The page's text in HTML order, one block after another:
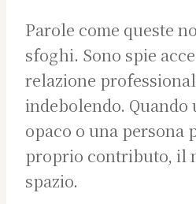
Parole come queste
sfoghi. Sono spie
relazione
indebolendo.
opaco o una persona
proprio contributo, il
spazio.